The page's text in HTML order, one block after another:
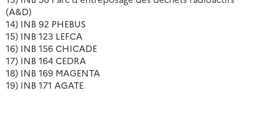
(A&D)
14) INB 92 PHEBUS
15) INB 123 LEFCA
16) INB 156 CHICADE
17) INB 164 CEDRA
18) INB 169 MAGENTA
19) INB 171 AGATE